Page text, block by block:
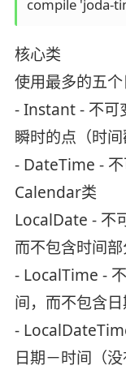
核心类
使用最多的五个
- Instant - 不可
瞬时的点（时间
- DateTime - 不
Calendar类
LocalDate - 不
而不包含时间部
- LocalTime -
间，而不包含日
-
日期－时间（没